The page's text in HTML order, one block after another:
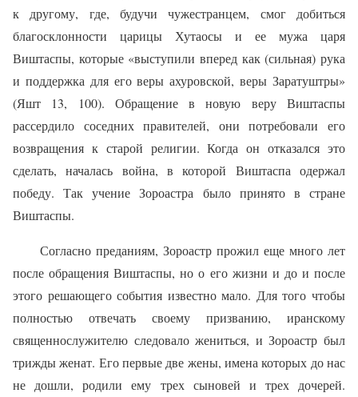
к другому, где, будучи чужестранцем, смог добиться
благосклонности царицы Хутаосы и ее мужа царя
Виштаспы, которые «выступили вперед как (сильная) рука
и поддержка для его веры ахуровской, веры Заратуштры»
(Яшт 13, 100). Обращение в новую веру Виштаспы
рассердило соседних правителей, они потребовали его
возвращения к старой религии. Когда он отказался это
сделать, началась война, в которой Виштаспа одержал
победу. Так учение Зороастра было принято в стране
Виштаспы.
Согласно преданиям, Зороастр прожил еще много лет
после обращения Виштаспы, но о его жизни и до и после
этого решающего события известно мало. Для того чтобы
полностью отвечать своему призванию, иранскому
священнослужителю следовало жениться, и Зороастр был
трижды женат. Его первые две жены, имена которых до нас
не дошли, родили ему трех сыновей и трех дочерей.